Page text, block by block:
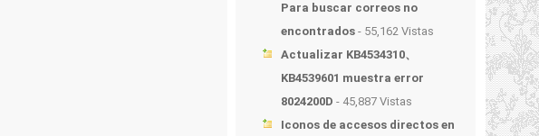
Para buscar correos no
encontrados - 55,162 Vistas
Actualizar KB4534310、
KB4539601 muestra error
8024200D - 45,887 Vistas
Iconos de accesos directos en